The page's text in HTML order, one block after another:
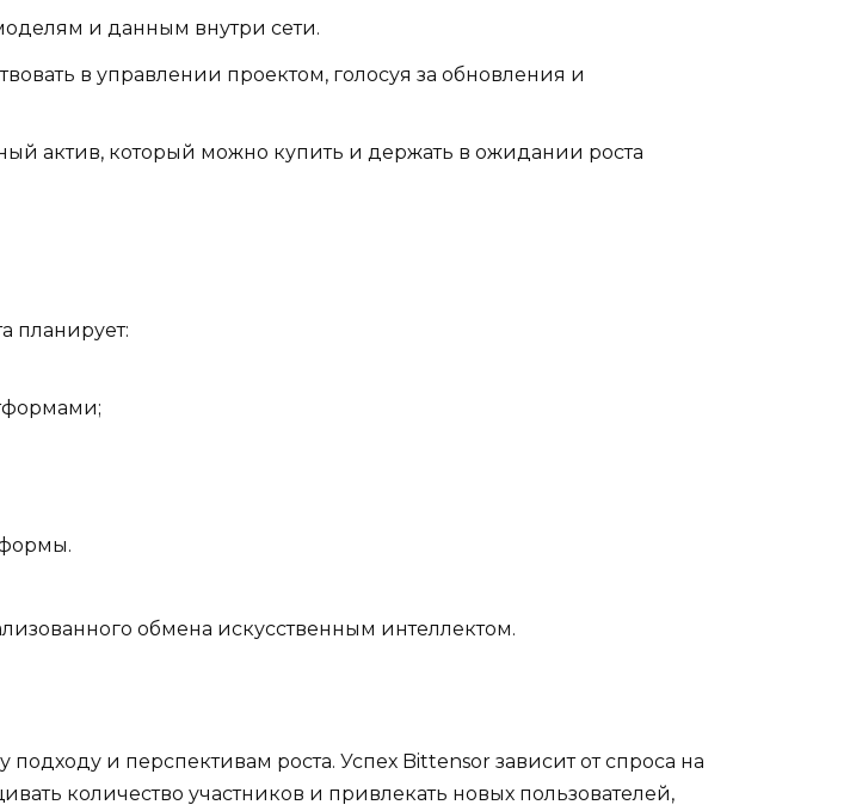
и данным внутри сети.
в управлении проектом, голосуя за обновления и
актив, который можно купить и держать в ожидании роста
планирует:
обмена искусственным интеллектом.
и перспективам роста. Успех Bittensor зависит от спроса на
количество участников и привлекать новых пользователей,